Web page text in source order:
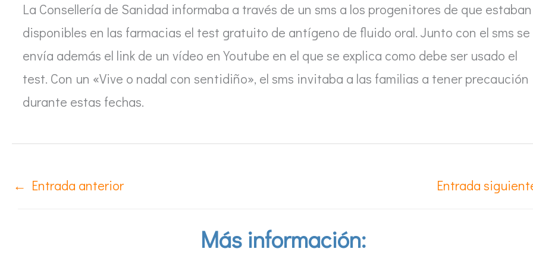
La Consellería de Sanidad informaba a través de un sms a los progenitores de que estaban
disponibles en las farmacias el test gratuito de antígeno de fluido oral. Junto con el sms se
envía además el link de un vídeo en Youtube en el que se explica como debe ser usado el
test. Con un «Vive o nadal con sentidiño», el sms invitaba a las familias a tener precaución
durante estas fechas.
← Entrada anterior Entrada
Más información: